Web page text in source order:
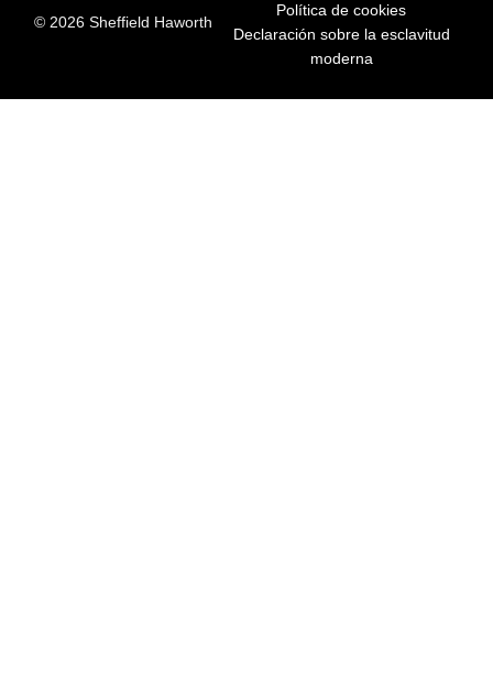
© 2026 Sheffield Haworth
Política de cookies
Declaración sobre la esclavitud
moderna